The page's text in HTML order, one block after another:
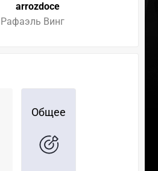
arrozdoce
Рафаэль Винг
Общее